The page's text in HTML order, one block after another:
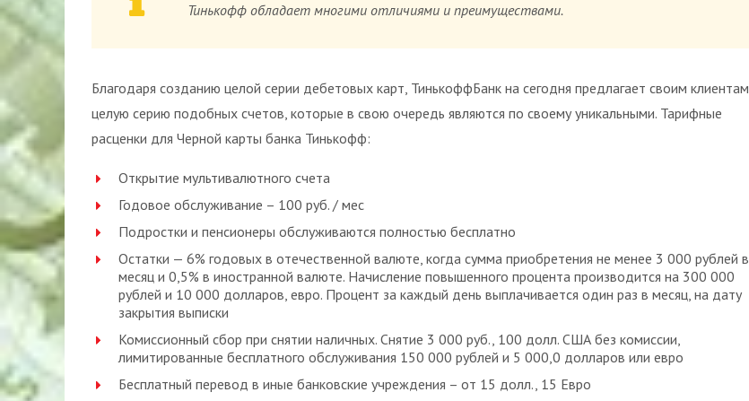
Тинькофф обладает многими отличиями и преимуществами.
Благодаря созданию целой серии дебетовых карт, ТинькоффБанк на сегодня предлагает своим клиентам
целую серию подобных счетов, которые в свою очередь являются по своему уникальными. Тарифные
расценки для Черной карты банка Тинькофф:
Открытие мультивалютного счета
Годовое обслуживание – 100 руб. / мес
Подростки и пенсионеры обслуживаются полностью бесплатно
Остатки — 6% годовых в отечественной валюте, когда сумма приобретения не менее 3 000 рублей в
месяц и 0,5% в иностранной валюте. Начисление повышенного процента производится на 300 000
рублей и 10 000 долларов, евро. Процент за каждый день выплачивается один раз в месяц, на дату
закрытия выписки
Комиссионный сбор при снятии наличных. Снятие 3 000 руб., 100 долл. США без комиссии,
лимитированные бесплатного обслуживания 150 000 рублей и 5 000,0 долларов или евро
Бесплатный перевод в иные банковские учреждения – от 15 долл., 15 Евро